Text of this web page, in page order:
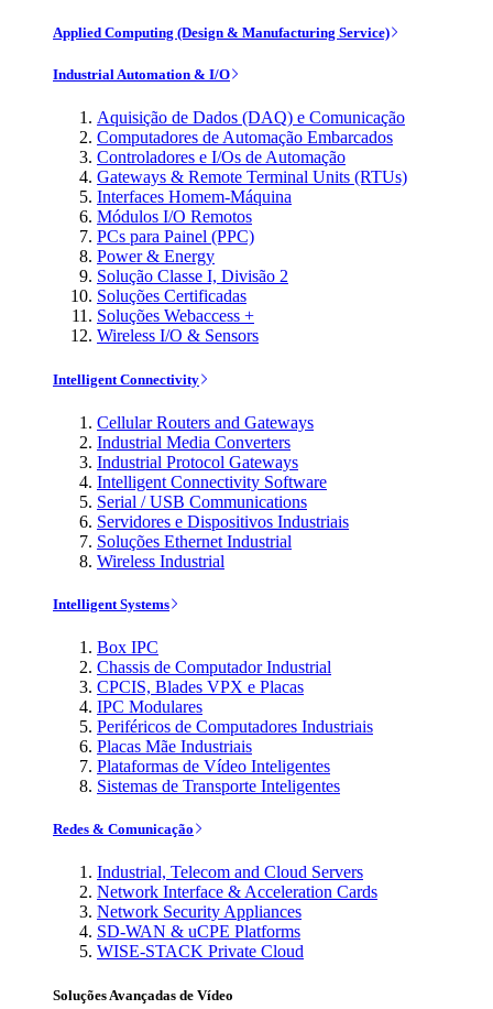
Applied Computing (Design & Manufacturing Service)
Industrial Automation & I/O
Aquisição de Dados (DAQ) e Comunicação
Computadores de Automação Embarcados
Controladores e I/Os de Automação
Gateways & Remote Terminal Units (RTUs)
Interfaces Homem-Máquina
Módulos I/O Remotos
PCs para Painel (PPC)
Power & Energy
Solução Classe I, Divisão 2
Soluções Certificadas
Soluções Webaccess +
Wireless I/O & Sensors
Intelligent Connectivity
Cellular Routers and Gateways
Industrial Media Converters
Industrial Protocol Gateways
Intelligent Connectivity Software
Serial / USB Communications
Servidores e Dispositivos Industriais
Soluções Ethernet Industrial
Wireless Industrial
Intelligent Systems
Box IPC
Chassis de Computador Industrial
CPCIS, Blades VPX e Placas
IPC Modulares
Periféricos de Computadores Industriais
Placas Mãe Industriais
Plataformas de Vídeo Inteligentes
Sistemas de Transporte Inteligentes
Redes & Comunicação
Industrial, Telecom and Cloud Servers
Network Interface & Acceleration Cards
Network Security Appliances
SD-WAN & uCPE Platforms
WISE-STACK Private Cloud
Soluções Avançadas de Vídeo